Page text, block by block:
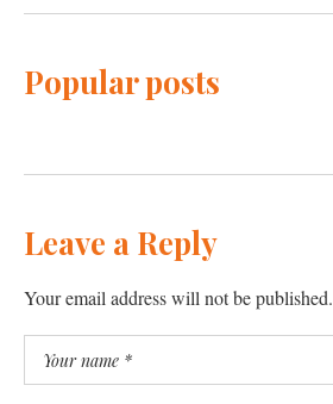
Popular posts
Leave a Reply
Your email address will not be published.